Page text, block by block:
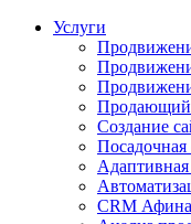
Услуги
Продающий
Создание
Посадочная
Адаптивная
CRM Афина